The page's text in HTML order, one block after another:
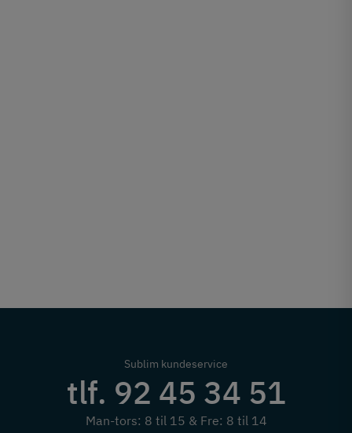
Sublim kundeservice
tlf. 92 45 34 51
Man-tors: 8 til 15 & Fre: 8 til 14